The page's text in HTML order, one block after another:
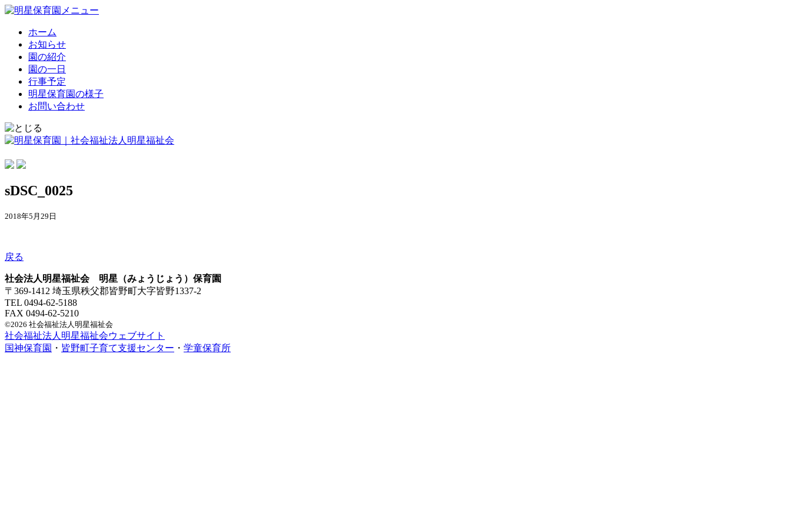
ホーム
お知らせ
園の紹介
園の一日
行事予定
明星保育園の様子
お問い合わせ
sDSC_0025
2018年5月29日
戻る
社会法人明星福祉会 明星（みょうじょう）保育園
〒369-1412 埼玉県秩父郡皆野町大字皆野1337-2
TEL 0494-62-5188
FAX 0494-62-5210
©2026 社会福祉法人明星福祉会
社会福祉法人明星福祉会ウェブサイト
国神保育園 ・ 皆野町子育て支援センター ・ 学童保育所